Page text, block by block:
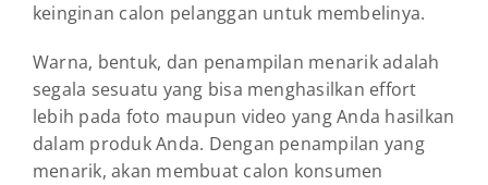
keinginan calon pelanggan untuk membelinya.
Warna, bentuk, dan penampilan menarik adalah
segala sesuatu yang bisa menghasilkan effort
lebih pada foto maupun video yang Anda hasilkan
dalam produk Anda. Dengan penampilan yang
menarik, akan membuat calon konsumen